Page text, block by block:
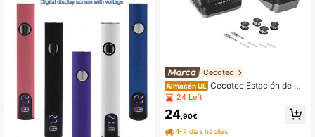
Cecotec
Almacén UE Cecotec Estación de So
ldar CecoRaptor SolderStation 600
Advance. Soldador de 230 V y 50 H
z, 60 W, Temperatura 200-400ºC
24 Left
24 ,90€
4-7 días hábiles